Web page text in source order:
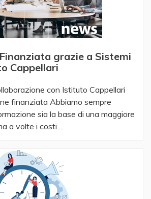
grazie a Sistemi
Cappellari
con Istituto Cappellari
finanziata Abbiamo sempre
sia la base di una maggiore
a volte i costi ...